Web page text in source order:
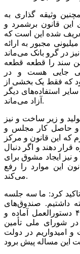
وثیقه گذاری به
این قانون برشمرد و
شده این است که
یک فرد برای دریافت یک تسهیلات مثلاً ۵۰۰ میلیونی مجبور به ارائه
نیز در گرو بانک می‌ماند
سند را قطعه قطعه
جایی هست و در
که فقط یک بخشی از
استفاده‌های دیگر
آزاد می‌ماند.
و زیر ساخت و نیز
و حاصل کار مجلس و
که این قانون و مرکز
ویژه قرار دهند و اگر دنبال
نیز ایجاد مشوق برای
این موارد را رفع
می‌کند.
کرد: ما سه جلسه
داشتیم. صندوق‌های
تضمین در دستور کار قرار دارند و اکنون ۴ دستورالعمل آماده و
شورای ملی تأمین
امیدواریم در دولت